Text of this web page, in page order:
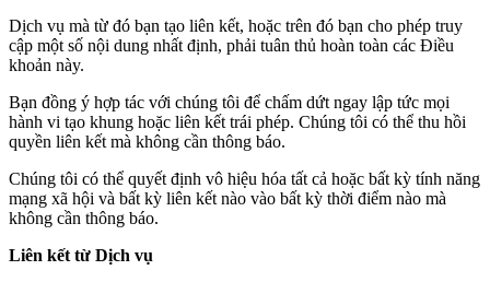
Dịch vụ mà từ đó bạn tạo liên kết, hoặc trên đó bạn cho phép truy
cập một số nội dung nhất định, phải tuân thủ hoàn toàn các Điều
khoản này.
Bạn đồng ý hợp tác với chúng tôi để chấm dứt ngay lập tức mọi
hành vi tạo khung hoặc liên kết trái phép. Chúng tôi có thể thu hồi
quyền liên kết mà không cần thông báo.
Chúng tôi có thể quyết định vô hiệu hóa tất cả hoặc bất kỳ tính năng
mạng xã hội và bất kỳ liên kết nào vào bất kỳ thời điểm nào mà
không cần thông báo.
Liên kết từ Dịch vụ